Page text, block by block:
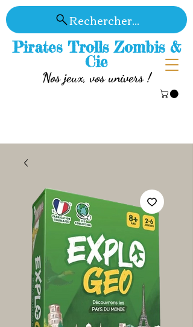
Pirates Trolls Zombis &
Cie
Nos jeux, vos univers !
Rechercher...